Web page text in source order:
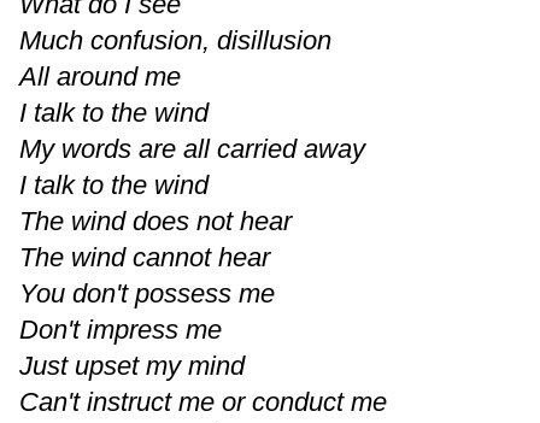
Much confusion, disillusion
All around me
I talk to the wind
My words are all carried away
I talk to the wind
The wind does not hear
The wind cannot hear
You don't possess me
Don't impress me
Just upset my mind
Can't instruct me or conduct me